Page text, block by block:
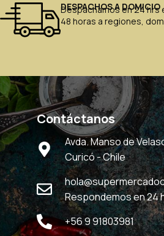
DESPACHOS A DOMICIO
Despachamos en 24 hrs
48 horas a regiones,
Contáctanos
Avda. Manso de
Curicó - Chile
Respondemos en 24
+56 9 91803981